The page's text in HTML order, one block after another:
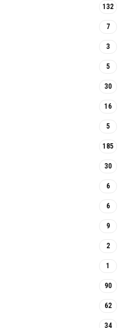
132
7
3
5
30
16
5
185
30
6
6
9
2
1
90
62
34